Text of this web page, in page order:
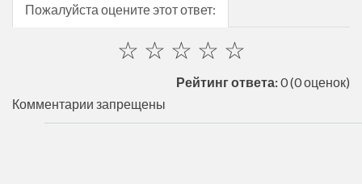
Пожалуйста оцените этот ответ:
☆
☆
☆
☆
☆
Рейтинг ответа:0(0 оценок)
Комментарии запрещены